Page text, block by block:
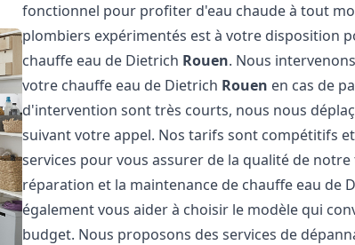
fonctionnel pour profiter d'eau chaude à tout
plombiers expérimentés est à votre disposition
chauffe eau de Dietrich Rouen. Nous
votre chauffe eau de Dietrich Rouen en cas de
d'intervention sont très courts, nous nous
suivant votre appel. Nos tarifs sont compétitifs
services pour vous assurer de la qualité de
réparation et la maintenance de chauffe eau de
également vous aider à choisir le modèle qui
budget. Nous proposons des services de